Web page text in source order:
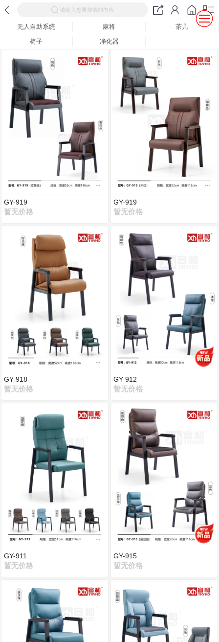
请输入您要搜索的内容
无人自助系统 麻将
茶几
椅子
净化器
GY-919
暂无价格
GY-918
暂无价格
GY-911
暂无价格
GY-919
暂无价格
GY-912
暂无价格
GY-915
暂无价格